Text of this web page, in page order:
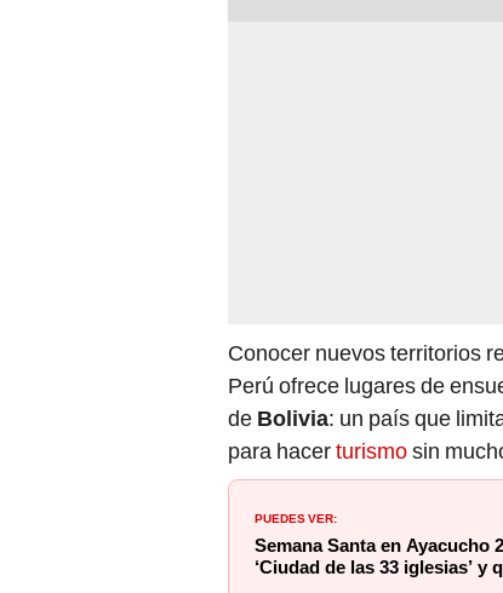
Conocer nuevos territorios
Perú ofrece lugares de
de Bolivia: un país que
para hacerturismosin
PUEDES VER:
Semana Santa en Ayacucho
‘Ciudad de las 33 iglesias’ y